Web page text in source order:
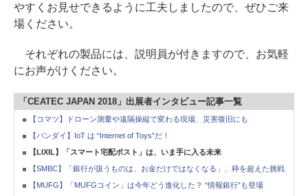
やすくお見せできるように工夫しましたので、ぜひご来
場ください。
それぞれの製品には、説明員が付きますので、お気軽
にお声がけください。
「CEATEC JAPAN 2018」出展者インタビュー記事一覧
【コマツ】ドローン測量や遠隔操縦で変わる現場、災害復旧にも
【バンダイ】IoT は “Internet of Toys”だ！
【LIXIL】「スマート宅配ポスト」は、いま手に入る未来
【SMBC】「銀行が扱うものは、お金だけではなくなる」、枠を超えた挑戦
【MUFG】「MUFGコイン」は今年どう進化した？ “情報銀行”も登場